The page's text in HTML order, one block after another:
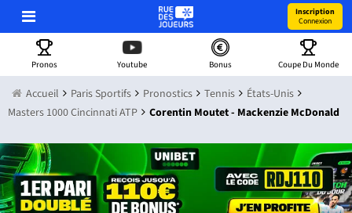
Inscription
Connexion
Pronos Youtube Bonus Coupe Du Monde
Accueil Paris Sportifs Pronostics Tennis
États-Unis
Masters 1000 Cincinnati ATP
Corentin Moutet - Mackenzie McDonald